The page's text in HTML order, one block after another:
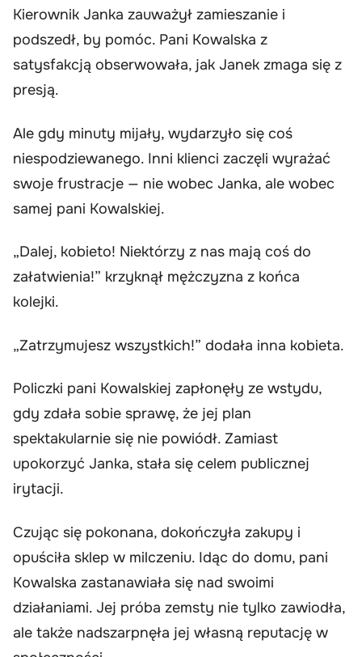
Kierownik Janka zauważył zamieszanie i
podszedł, by pomóc. Pani Kowalska z
satysfakcją obserwowała, jak Janek zmaga się z
presją.
Ale gdy minuty mijały, wydarzyło się coś
niespodziewanego. Inni klienci zaczęli wyrażać
swoje frustracje — nie wobec Janka, ale wobec
samej pani Kowalskiej.
„Dalej, kobieto! Niektórzy z nas mają coś do
załatwienia!” krzyknął mężczyzna z końca
kolejki.
„Zatrzymujesz wszystkich!” dodała inna kobieta.
Policzki pani Kowalskiej zapłonęły ze wstydu,
gdy zdała sobie sprawę, że jej plan
spektakularnie się nie powiódł. Zamiast
upokorzyć Janka, stała się celem publicznej
irytacji.
Czując się pokonana, dokończyła zakupy i
opuściła sklep w milczeniu. Idąc do domu, pani
Kowalska zastanawiała się nad swoimi
działaniami. Jej próba zemsty nie tylko zawiodła,
ale także nadszarpnęła jej własną reputację w